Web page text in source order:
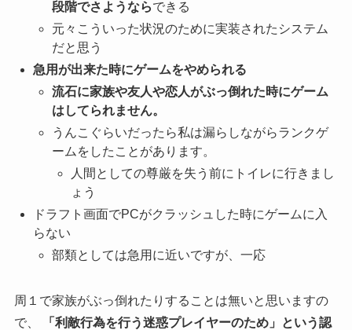
段階でさようならできる
元々こういった状況のために実装されたシステム
だと思う
急用が出来た時にゲームをやめられる
流石に家族や友人や恋人がぶっ倒れた時にゲーム
はしてられません。
うんこぐらいだったら私は漏らしながらランクゲ
ームをしたことがあります。
人間としての尊厳を失う前にトイレに行きまし
ょう
ドラフト画面でPCがクラッシュした時にゲームに入
らない
部類としては急用に近いですが、一応
周１で家族がぶっ倒れたりすることは無いと思いますの
で、
「利敵行為を行う迷惑プレイヤーのため」という認